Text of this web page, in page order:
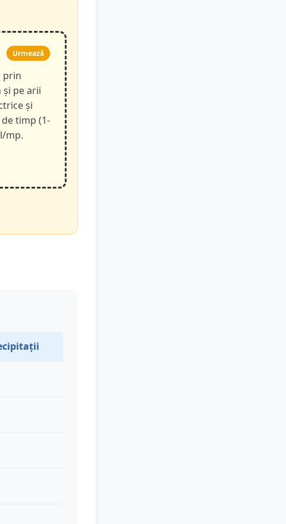
Urmează
prin
și pe arii
și
timp (1-
mp.